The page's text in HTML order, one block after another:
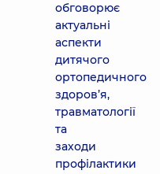
обговорює
актуальні
аспекти
дитячого
ортопедичного
здоров’я,
травматології
та
заходи
профілактики